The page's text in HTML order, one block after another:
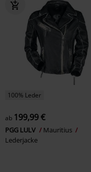
100% Leder
ab 199,99 €
PGG LULV
Mauritius
Lederjacke